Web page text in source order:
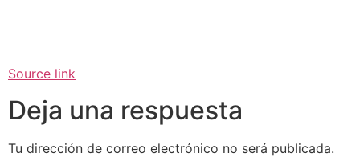
Source link
Deja una respuesta
Tu dirección de correo electrónico no será publicada.